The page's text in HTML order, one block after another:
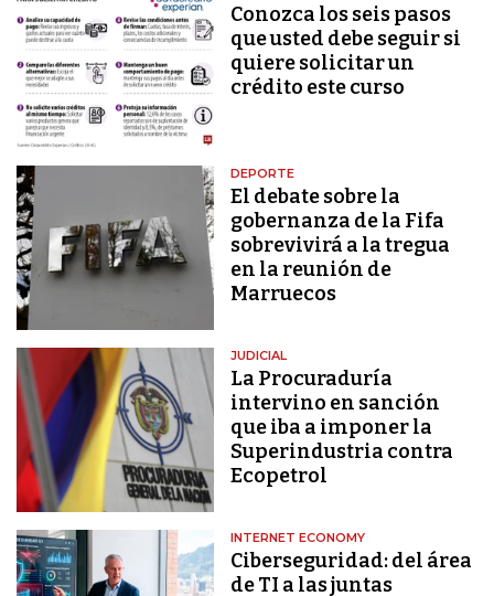
Conozca los seis pasos
que usted debe seguir si
quiere solicitar un
crédito este curso
DEPORTE
El debate sobre la
gobernanza de la Fifa
sobrevivirá a la tregua
en la reunión de
Marruecos
JUDICIAL
La Procuraduría
intervino en sanción
que iba a imponer la
Superindustria contra
Ecopetrol
INTERNET ECONOMY
Ciberseguridad: del área
de TI a las juntas